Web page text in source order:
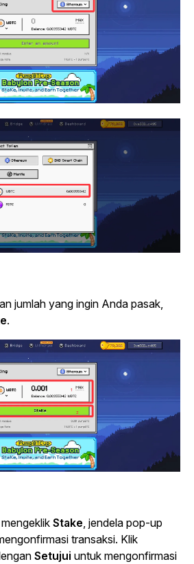
jumlah yang ingin Anda pasak,
.
Stake , jendela pop-up
transaksi. Klik
Setujui untuk mengonfirmasi